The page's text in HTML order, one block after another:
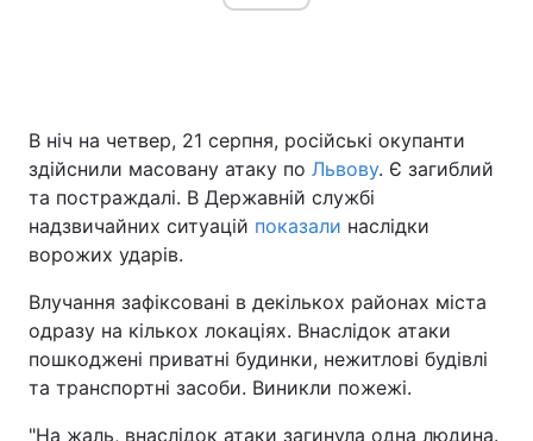
Головна Війна
Україна Політика
Економіка
Спорт Наука
Техно і зв'язок
Зброя Інциденти
В ніч на четвер, 21 серпня, російські окупанти
здійснили масовану атаку по Львову. Є загиблий
та постраждалі. В Державній службі
надзвичайних ситуацій показали наслідки
ворожих ударів.
Влучання зафіксовані в декількох районах міста
одразу на кількох локаціях. Внаслідок атаки
пошкоджені приватні будинки, нежитлові будівлі
та транспортні засоби. Виникли пожежі.
"На жаль, внаслідок атаки загинула одна людина.